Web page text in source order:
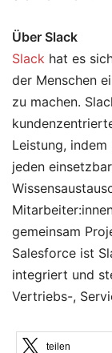
Über Slack
Slack hat es
der Menschen
zu machen.
Leistung,
jeden
gemeinsam
Salesforce ist
integriert und
Vertriebs-,
teilen